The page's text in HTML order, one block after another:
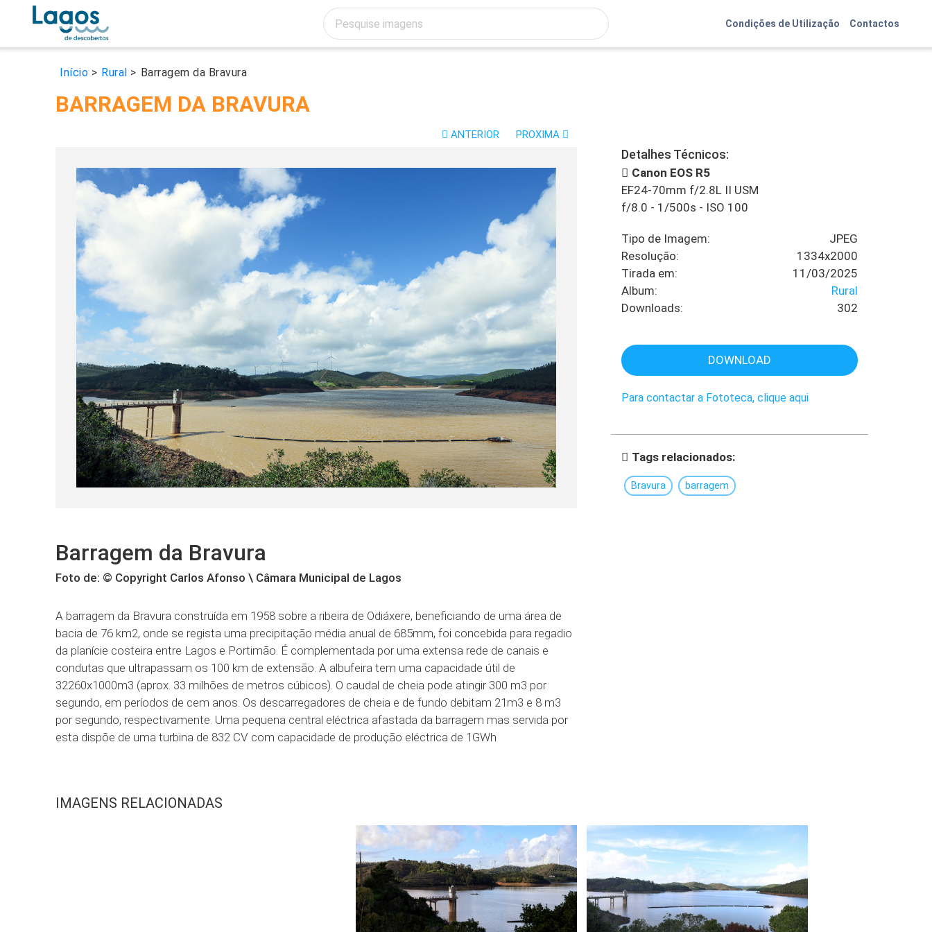
Condições de Utilização Contactos
Início > Rural > Barragem da Bravura
BARRAGEM DA BRAVURA
ANTERIOR PROXIMA
Detalhes Técnicos:
Canon EOS R5
EF24-70mm f/2.8L II USM
f/8.0 - 1/500s - ISO 100
Tipo de Imagem:
JPEG
Resolução:
1334x2000
Tirada em:
11/03/2025
Album:
Rural
Downloads:
302
DOWNLOAD
Para contactar a Fototeca, clique aqui
Tags relacionados:
Bravura barragem
Barragem da Bravura
Foto de: © Copyright Carlos Afonso \ Câmara Municipal de Lagos
A barragem da Bravura construída em 1958 sobre a ribeira de Odiáxere, beneficiando de uma área de
bacia de 76 km2, onde se regista uma precipitação média anual de 685mm, foi concebida para regadio
da planície costeira entre Lagos e Portimão. É complementada por uma extensa rede de canais e
condutas que ultrapassam os 100 km de extensão. A albufeira tem uma capacidade útil de
32260x1000m3 (aprox. 33 milhões de metros cúbicos). O caudal de cheia pode atingir 300 m3 por
segundo, em períodos de cem anos. Os descarregadores de cheia e de fundo debitam 21m3 e 8 m3
por segundo, respectivamente. Uma pequena central eléctrica afastada da barragem mas servida por
esta dispõe de uma turbina de 832 CV com capacidade de produção eléctrica de 1GWh
IMAGENS RELACIONADAS